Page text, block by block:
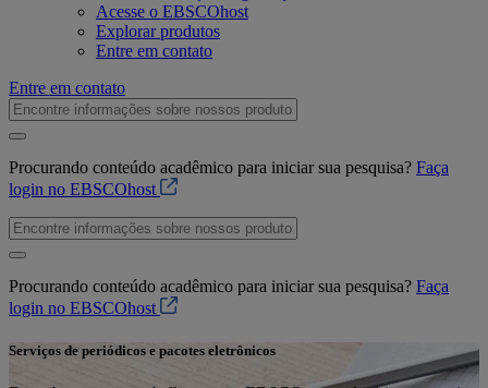
Acesse o EBSCOhost
Explorar produtos
Entre em contato
Entre em contato
Procurando conteúdo acadêmico para iniciar sua pesquisa? Faça
login no EBSCOhost
Procurando conteúdo acadêmico para iniciar sua pesquisa? Faça
login no EBSCOhost
Serviços de periódicos e pacotes eletrônicos